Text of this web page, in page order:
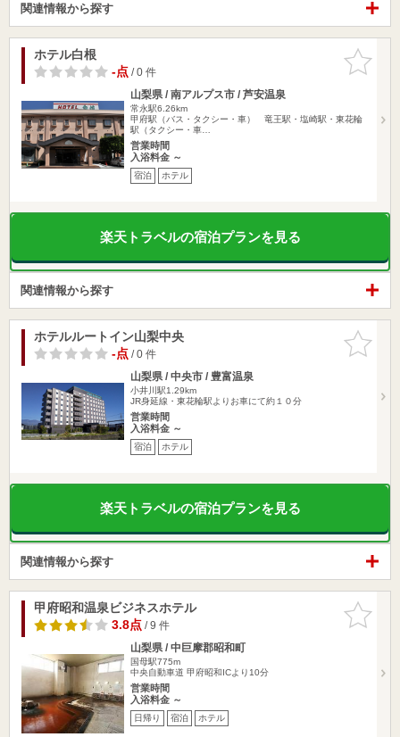
関連情報から探す
お気に入
りに追加
ホテル白根
-点/ 0 件
山梨県 / 南アルプス市 / 芦安温泉
常永駅6.26km
甲府駅（バス・タクシー・車） 竜王駅・塩崎駅・東花輪
駅（タクシー・車…
営業時間
入浴料金 ～
宿泊 ホテル
楽天トラベルの宿泊プランを見る
関連情報から探す
お気に入
りに追加
ホテルルートイン山梨中央
-点/ 0 件
山梨県 / 中央市 / 豊富温泉
小井川駅1.29km
JR身延線・東花輪駅よりお車にて約１０分
営業時間
入浴料金 ～
宿泊 ホテル
楽天トラベルの宿泊プランを見る
関連情報から探す
お気に入
りに追加
甲府昭和温泉ビジネスホテル
3.8点/ 9 件
山梨県 / 中巨摩郡昭和町
国母駅775m
中央自動車道 甲府昭和ICより10分
営業時間
入浴料金 ～
日帰り 宿泊 ホテル